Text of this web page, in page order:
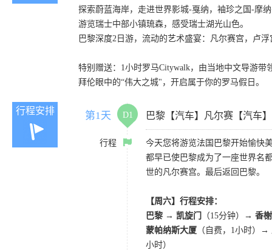
探索蔚蓝海岸，走进世界影城-戛纳，袖珍之国-摩
游览瑞士中部小镇琉森，感受瑞士湖光山色。
巴黎深度2日游，流动的艺术盛宴：凡尔赛宫，卢
特别赠送：1小时罗马Citywalk，由当地中文导游
拜伦眼中的“伟大之城"，开启属于你的罗马假日。
行程安排 第1天 D1 巴黎【汽车】凡尔赛【汽车
行程
今天您将游览法国巴黎开始愉快
都早已使巴黎成为了一座世界名
世的凡尔赛宫。最后返回巴黎。
【周六】行程安排：
巴黎 → 凯旋门
（15分钟）
→ 香
蒙帕纳斯大厦 （自费，1小时）
→
小时）